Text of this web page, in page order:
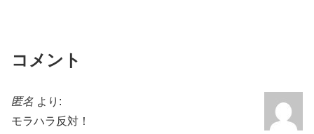
コメント
匿名 より:
モラハラ反対！